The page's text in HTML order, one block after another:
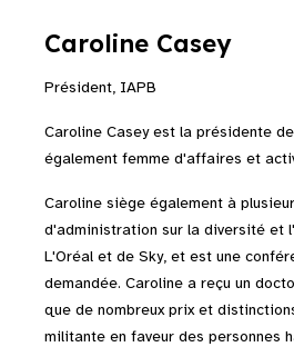
Caroline Casey
Président, IAPB
Caroline Casey est la présidente
également femme d'affaires et
Caroline siège également à
d'administration sur la diversité et
L'Oréal et de Sky, et est une
demandée. Caroline a reçu un
que de nombreux prix et
militante en faveur des personnes